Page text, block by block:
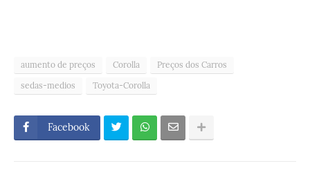
aumento de preços Corolla
Preços dos Carros
sedas-medios
Toyota-Corolla
Facebook